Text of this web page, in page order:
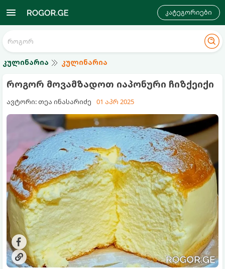
კატეგორიები
კულინარია კულინარია
როგორ მოვამზადოთ იაპონური ჩიზქეიქი
ავტორი: თეა ინასარიძე 01 აპრ 2025